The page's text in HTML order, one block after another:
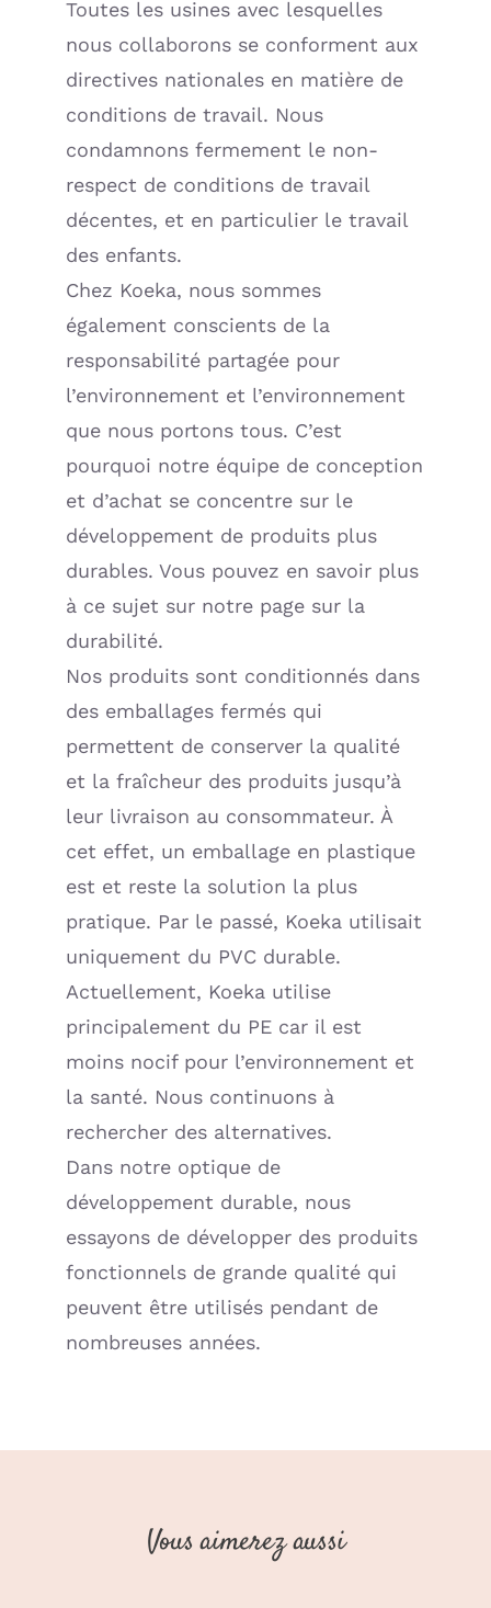
Toutes les usines avec lesquelles
nous collaborons se conforment aux
directives nationales en matière de
conditions de travail. Nous
condamnons fermement le non-
respect de conditions de travail
décentes, et en particulier le travail
des enfants.
Chez Koeka, nous sommes
également conscients de la
responsabilité partagée pour
l’environnement et l’environnement
que nous portons tous. C’est
pourquoi notre équipe de conception
et d’achat se concentre sur le
développement de produits plus
durables. Vous pouvez en savoir plus
à ce sujet sur notre page sur la
durabilité.
Nos produits sont conditionnés dans
des emballages fermés qui
permettent de conserver la qualité
et la fraîcheur des produits jusqu’à
leur livraison au consommateur. À
cet effet, un emballage en plastique
est et reste la solution la plus
pratique. Par le passé, Koeka utilisait
uniquement du PVC durable.
Actuellement, Koeka utilise
principalement du PE car il est
moins nocif pour l’environnement et
la santé. Nous continuons à
rechercher des alternatives.
Dans notre optique de
développement durable, nous
essayons de développer des produits
fonctionnels de grande qualité qui
peuvent être utilisés pendant de
nombreuses années.
Vous aimerez aussi